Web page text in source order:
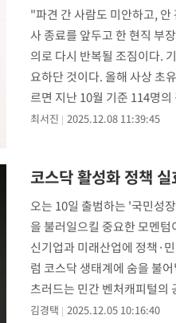
"파견 간 사람도 미안하고,
사 종료를 앞두고 한 현직 부
의로 다시 반복될 조짐이다.
요하단 것이다. 올해 사상 초
르면 지난 10월 기준 114명
최서진 2025.12.08 11:39:45
코스닥 활성화 정책
오는 10일 출범하는 '국민성
을 불러일으킬 중요한 모멘
신기업과 미래산업에 정책·
럼 코스닥 생태계에 숨을 불
츠러드는 민간 벤처캐피털의
고점 돌파에 필요한
김경택 2025.12.05 10:16:40